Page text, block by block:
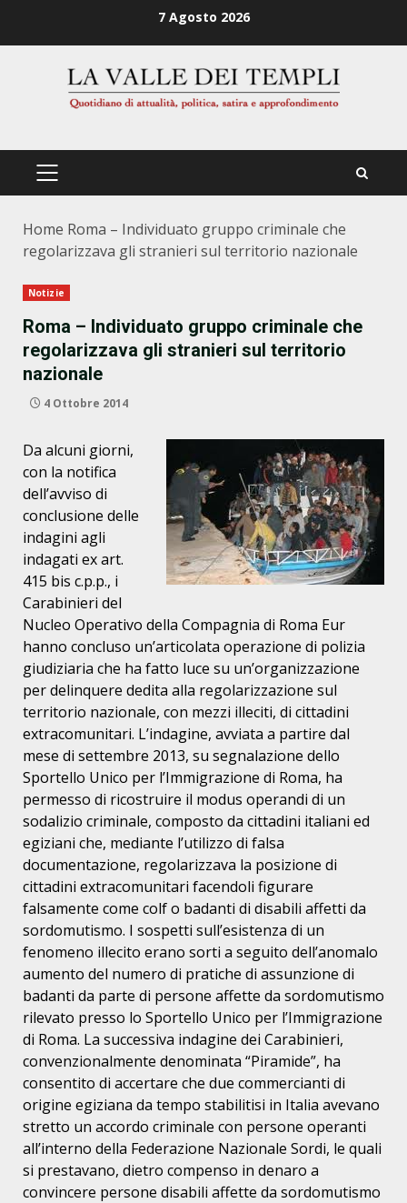
7 Agosto 2026
PRIMÄRES
Home Roma – Individuato gruppo criminale che
regolarizzava gli stranieri sul territorio nazionale
Notizie
Roma – Individuato gruppo criminale che
regolarizzava gli stranieri sul territorio
nazionale
4 Ottobre 2014
Da alcuni giorni,
con la notifica
dell’avviso di
conclusione delle
indagini agli
indagati ex art.
415 bis c.p.p., i
Carabinieri del
Nucleo Operativo della Compagnia di Roma Eur
hanno concluso un’articolata operazione di polizia
giudiziaria che ha fatto luce su un’organizzazione
per delinquere dedita alla regolarizzazione sul
territorio nazionale, con mezzi illeciti, di cittadini
extracomunitari. L’indagine, avviata a partire dal
mese di settembre 2013, su segnalazione dello
Sportello Unico per l’Immigrazione di Roma, ha
permesso di ricostruire il modus operandi di un
sodalizio criminale, composto da cittadini italiani ed
egiziani che, mediante l’utilizzo di falsa
documentazione, regolarizzava la posizione di
cittadini extracomunitari facendoli figurare
falsamente come colf o badanti di disabili affetti da
sordomutismo. I sospetti sull’esistenza di un
fenomeno illecito erano sorti a seguito dell’anomalo
aumento del numero di pratiche di assunzione di
badanti da parte di persone affette da sordomutismo
rilevato presso lo Sportello Unico per l’Immigrazione
di Roma. La successiva indagine dei Carabinieri,
convenzionalmente denominata “Piramide”, ha
consentito di accertare che due commercianti di
origine egiziana da tempo stabilitisi in Italia avevano
stretto un accordo criminale con persone operanti
all’interno della Federazione Nazionale Sordi, le quali
si prestavano, dietro compenso in denaro a
convincere persone disabili affette da sordomutismo